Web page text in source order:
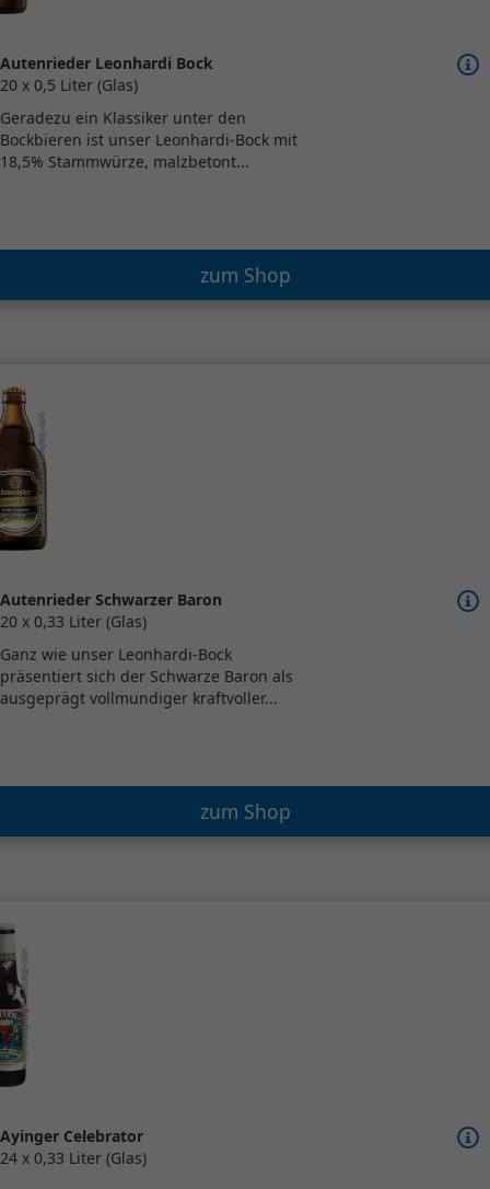
Autenrieder Leonhardi Bock
20 x 0,5 Liter (Glas)
Geradezu ein Klassiker unter den
Bockbieren ist unser Leonhardi-Bock mit
18,5% Stammwürze, malzbetont...
zum Shop
Autenrieder Schwarzer Baron
20 x 0,33 Liter (Glas)
Ganz wie unser Leonhardi-Bock
präsentiert sich der Schwarze Baron als
ausgeprägt vollmundiger kraftvoller...
zum Shop
Ayinger Celebrator
24 x 0,33 Liter (Glas)